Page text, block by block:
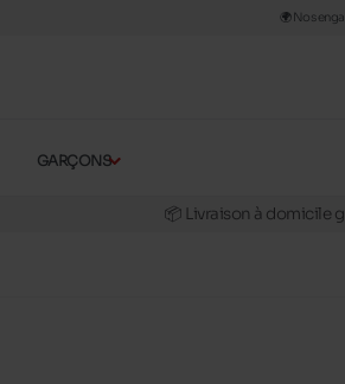
🌍 Nos
GARÇONS
📦 Livraison à domicile